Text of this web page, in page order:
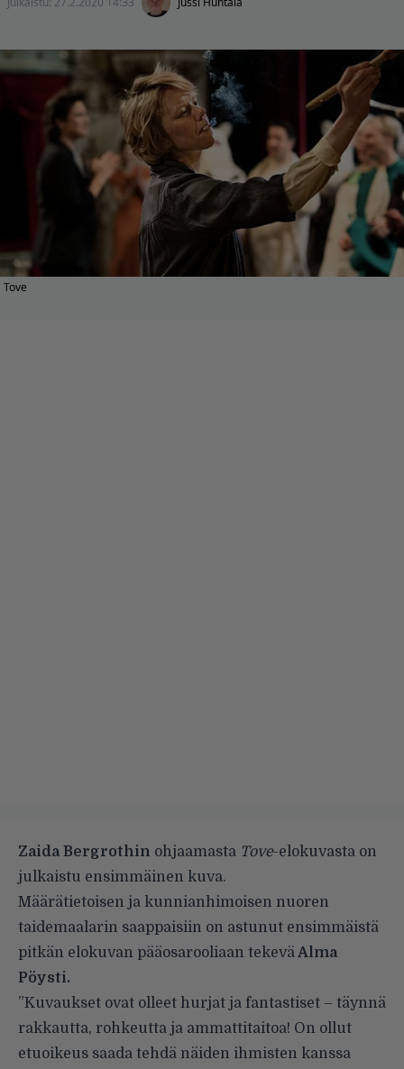
Tove
Zaida Bergrothin ohjaamasta Tove-elokuvasta on
julkaistu ensimmäinen kuva.
Määrätietoisen ja kunnianhimoisen nuoren
taidemaalarin saappaisiin on astunut ensimmäistä
pitkän elokuvan pääosarooliaan tekevä Alma
Pöysti.
”Kuvaukset ovat olleet hurjat ja fantastiset – täynnä
rakkautta, rohkeutta ja ammattitaitoa! On ollut
etuoikeus saada tehdä näiden ihmisten kanssa